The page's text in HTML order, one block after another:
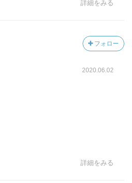
詳細をみる
フォロー
2020.06.02
詳細をみる